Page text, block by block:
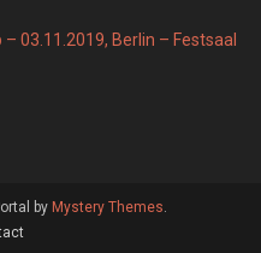
03.11.2019, Berlin – Festsaal
by Mystery Themes